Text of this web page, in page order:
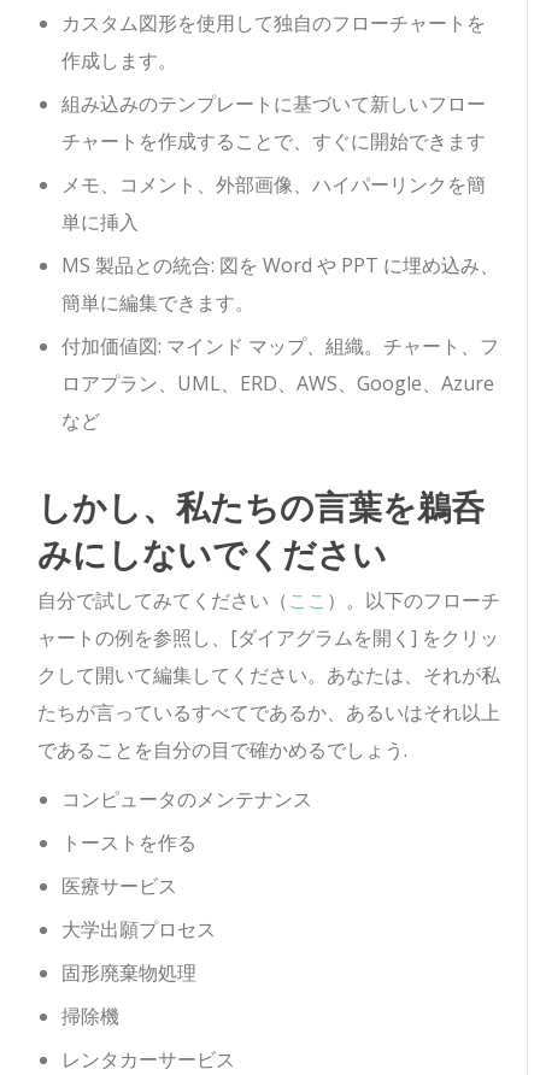
カスタム図形を使用して独自のフローチャートを
作成します。
組み込みのテンプレートに基づいて新しいフロー
チャートを作成することで、すぐに開始できます
メモ、コメント、外部画像、ハイパーリンクを簡
単に挿入
MS 製品との統合: 図を Word や PPT に埋め込み、
簡単に編集できます。
付加価値図: マインド マップ、組織。チャート、フ
ロアプラン、UML、ERD、AWS、Google、Azure
など
しかし、私たちの言葉を鵜呑
みにしないでください
自分で試してみてください（ここ ）。以下のフローチ
ャートの例を参照し、[ダイアグラムを開く] をクリッ
クして開いて編集してください。あなたは、それが私
たちが言っているすべてであるか、あるいはそれ以上
であることを自分の目で確かめるでしょう.
コンピュータのメンテナンス
トーストを作る
医療サービス
大学出願プロセス
固形廃棄物処理
掃除機
レンタカーサービス